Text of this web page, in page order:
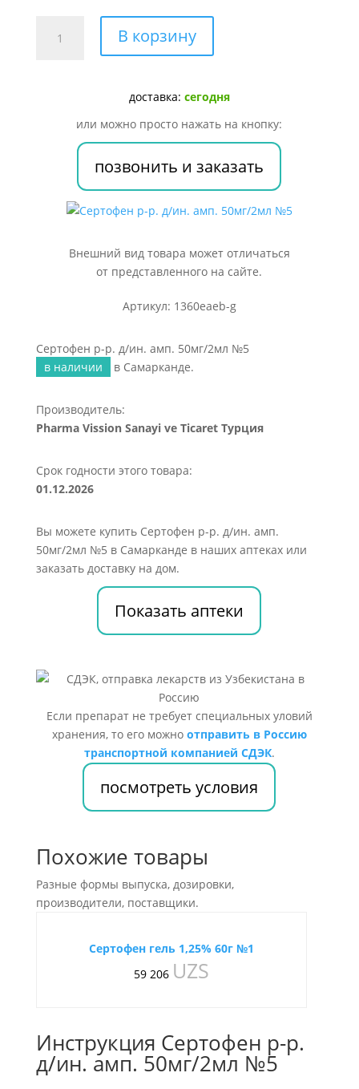
товара
В корзину
доставка: сегодня
или можно просто нажать на кнопку:
позвонить и заказать
Внешний вид товара может отличаться
от представленного на сайте.
Артикул: 1360eaeb-g
Сертофен р-р. д/ин. амп. 50мг/2мл №5
в наличии
в Самарканде.
Производитель:
Pharma Vission Sanayi ve Ticaret Турция
Срок годности этого товара:
01.12.2026
Вы можете купить Сертофен р-р. д/ин. амп.
50мг/2мл №5 в Самарканде в наших аптеках или
заказать доставку на дом.
Показать аптеки
Если препарат не требует специальных уловий
хранения, то его можно отправить в Россию
транспортной компанией СДЭК.
посмотреть условия
Похожие товары
Разные формы выпуска, дозировки,
производители, поставщики.
Сертофен гель 1,25% 60г №1
59 206 UZS
Инструкция Сертофен р-р.
д/ин. амп. 50мг/2мл №5